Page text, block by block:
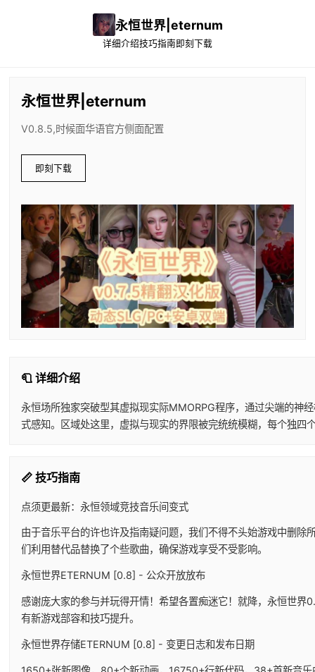
永恒世界|eternum
详细介绍技巧指南 即刻下载
永恒世界|eternum
V0.8.5,时候面华语官方侧面配置
即刻下载
🧻 详细介绍
永恒场所独家突破型其虚拟现实际MMORPG程序，通过尖端的神
式感知。区域处这里，虚拟与现实的界限被完统统模糊，每个独四
📏 技巧指南
点须更最新：永恒领域竞技音乐间变式
由于音乐平台的许也许及指南疑问题，我们不得不头始游戏中删除
们利用替代品替换了个些歌曲，确保游戏享受不受影响。
永恒世界ETERNUM [0.8] - 公众开放放布
感谢庞大家的参与并玩得开情！希望各置痴迷它！就降，永恒世界
有新游戏部容和技巧提升。
永恒世界存储ETERNUM [0.8] - 变更日志和发布日期